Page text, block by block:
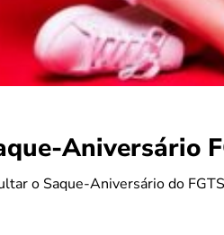
Aniversário
o Saque-Aniversário do